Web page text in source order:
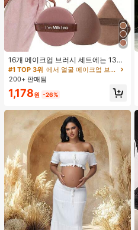
16개 메이크업 브러시 세트에는 13개
메이크업 브러시, 1개 눈물 모양 메이
크업 스펀지, 1개 둥근 쿠션 파우더 브
러시, 1개 삼각형 메이크업 스펀지가
포함되어 있습니다 - 클래식 세트. 부
드럽고 피부 친화적인 합성 모로 만들
어졌습니다. 여성과 소녀에게 완벽하
며, 가을과 겨울에 이상적입니다.
#1 TOP 3위
에서 얼굴 메이크업 브러시 세트
200+ 판매됨
1,178원 -26%